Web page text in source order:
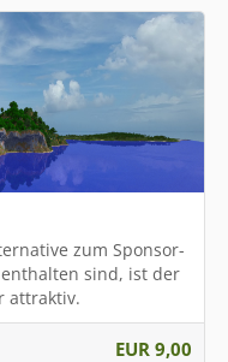
zum Sponsor-
sind, ist der
attraktiv.
EUR 9,00